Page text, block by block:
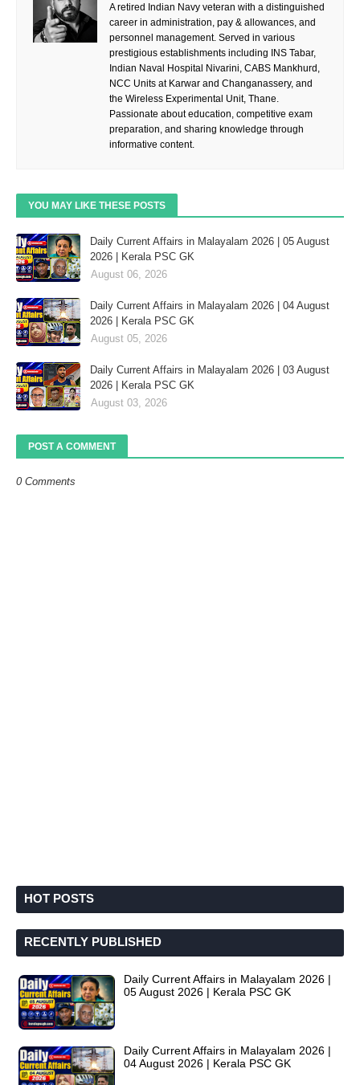
A retired Indian Navy veteran with a distinguished
career in administration, pay & allowances, and
personnel management. Served in various
prestigious establishments including INS Tabar,
Indian Naval Hospital Nivarini, CABS Mankhurd,
NCC Units at Karwar and Changanassery, and
the Wireless Experimental Unit, Thane.
Passionate about education, competitive exam
preparation, and sharing knowledge through
informative content.
YOU MAY LIKE THESE POSTS
Daily Current Affairs in Malayalam 2026 | 05 August
2026 | Kerala PSC GK
August 06, 2026
Daily Current Affairs in Malayalam 2026 | 04 August
2026 | Kerala PSC GK
August 05, 2026
Daily Current Affairs in Malayalam 2026 | 03 August
2026 | Kerala PSC GK
August 03, 2026
POST A COMMENT
0 Comments
HOT POSTS
RECENTLY PUBLISHED
Daily Current Affairs in Malayalam 2026 |
05 August 2026 | Kerala PSC GK
Daily Current Affairs in Malayalam 2026 |
04 August 2026 | Kerala PSC GK